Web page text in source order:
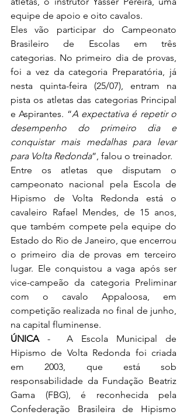
equipe de apoio e oito cavalos.
Eles vão participar do Campeonato
Brasileiro de Escolas em três
categorias. No primeiro dia de provas,
foi a vez da categoria Preparatória, já
nesta quinta-feira (25/07), entram na
pista os atletas das categorias Principal
e Aspirantes. “A expectativa é repetir o
desempenho do primeiro dia e
conquistar mais medalhas para levar
para Volta Redonda”, falou o treinador.
Entre os atletas que disputam o
campeonato nacional pela Escola de
Hipismo de Volta Redonda está o
cavaleiro Rafael Mendes, de 15 anos,
que também compete pela equipe do
Estado do Rio de Janeiro, que encerrou
o primeiro dia de provas em terceiro
lugar. Ele conquistou a vaga após ser
vice-campeão da categoria Preliminar
com o cavalo Appaloosa, em
competição realizada no final de junho,
na capital fluminense.
ÚNICA -  A Escola Municipal de
Hipismo de Volta Redonda foi criada
em 2003, que está sob
responsabilidade da Fundação Beatriz
Gama (FBG), é reconhecida pela
Confederação Brasileira de Hipismo